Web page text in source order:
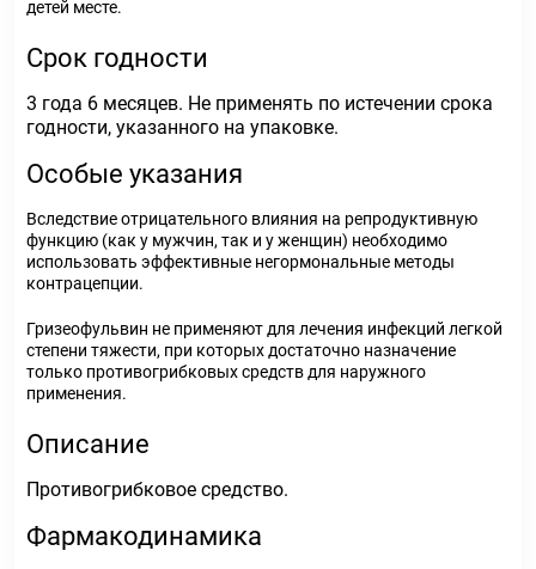
детей месте.
Срок годности
3 года 6 месяцев. Не применять по истечении срока
годности, указанного на упаковке.
Особые указания
Вследствие отрицательного влияния на репродуктивную
функцию (как у мужчин, так и у женщин) необходимо
использовать эффективные негормональные методы
контрацепции.
Гризеофульвин не применяют для лечения инфекций легкой
степени тяжести, при которых достаточно назначение
только противогрибковых средств для наружного
применения.
Описание
Противогрибковое средство.
Фармакодинамика